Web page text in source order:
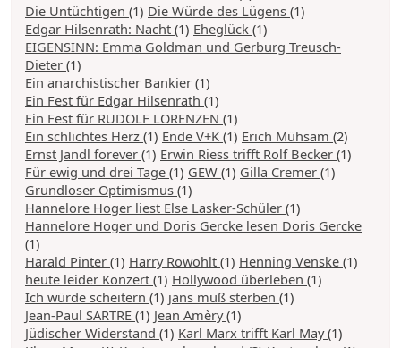
Die Untüchtigen (1) Die Würde des Lügens (1)
Edgar Hilsenrath: Nacht (1) Eheglück (1)
EIGENSINN: Emma Goldman und Gerburg Treusch-
Dieter (1)
Ein anarchistischer Bankier (1)
Ein Fest für Edgar Hilsenrath (1)
Ein Fest für RUDOLF LORENZEN (1)
Ein schlichtes Herz (1) Ende V+K (1) Erich Mühsam (2)
Ernst Jandl forever (1) Erwin Riess trifft Rolf Becker (1)
Für ewig und drei Tage (1) GEW (1) Gilla Cremer (1)
Grundloser Optimismus (1)
Hannelore Hoger liest Else Lasker-Schüler (1)
Hannelore Hoger und Doris Gercke lesen Doris Gercke
(1)
Harald Pinter (1) Harry Rowohlt (1) Henning Venske (1)
heute leider Konzert (1) Hollywood überleben (1)
Ich würde scheitern (1) jans muß sterben (1)
Jean-Paul SARTRE (1) Jean Amèry(1)
Jüdischer Widerstand (1) Karl Marx trifft Karl May(1)